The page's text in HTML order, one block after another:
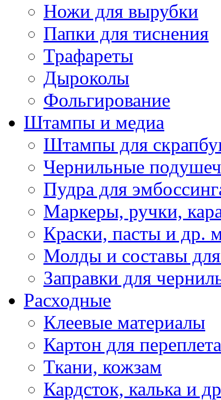
Ножи для вырубки
Папки для тиснения
Трафареты
Дыроколы
Фольгирование
Штампы и медиа
Штампы для
Чернильные
Пудра для
Маркеры, ручки,
Краски, пасты и др.
Молды и составы
Заправки для
Расходные
Клеевые материалы
Картон для переплета
Ткани, кожзам
Кардсток, калька и